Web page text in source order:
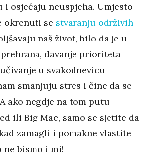
osjećaju neuspjeha. Umjesto
okrenuti se stvaranju održivih
naš život, bilo da je u
davanje prioriteta
u svakodnevicu
smanjuju stres i čine da se
ako negdje na tom putu
ili Big Mac, samo se sjetite da
zamagli i pomakne vlastite
ne bismo i mi!